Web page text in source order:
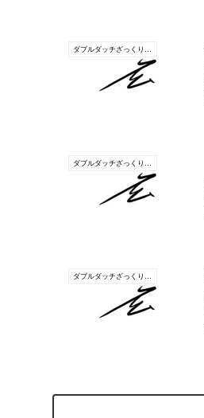
ダブルダッチざっくり辞書